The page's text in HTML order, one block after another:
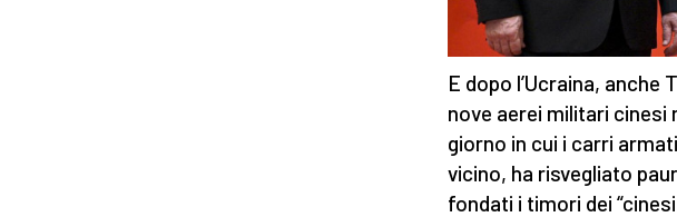
E dopo l’Ucraina, anche
nove aerei militari cinesi
giorno in cui i carri
vicino, ha risvegliato
fondati i timori dei